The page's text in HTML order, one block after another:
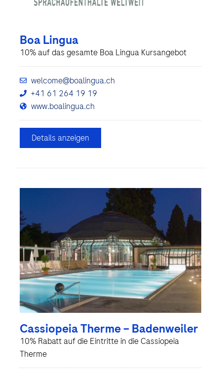
Boa Lingua
10% auf das gesamte Boa Lingua Kursangebot
welcome@boalingua.ch
+41 61 264 19 19
www.boalingua.ch
Details anzeigen
Cassiopeia Therme – Badenweiler
10% Rabatt auf die Eintritte in die Cassiopeia
Therme